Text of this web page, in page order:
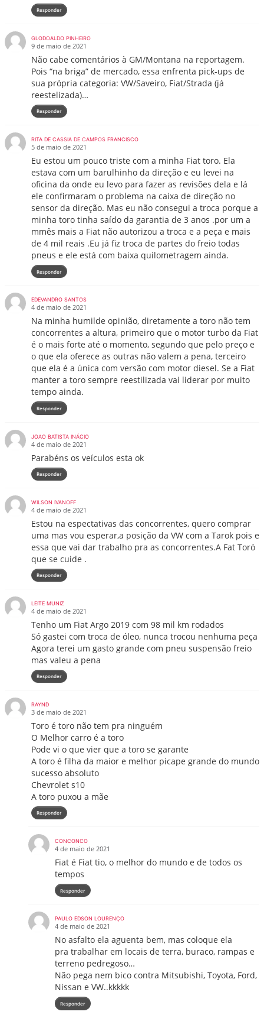
Responder
GLODOALDO PINHEIRO
9 de maio de 2021
Não cabe comentários à GM/Montana na reportagem.
Pois “na briga” de mercado, essa enfrenta pick-ups de
sua própria categoria: VW/Saveiro, Fiat/Strada (já
reestelizada)…
Responder
RITA DE CASSIA DE CAMPOS FRANCISCO
5 de maio de 2021
Eu estou um pouco triste com a minha Fiat toro. Ela
estava com um barulhinho da direção e eu levei na
oficina da onde eu levo para fazer as revisões dela e lá
ele confirmaram o problema na caixa de direção no
sensor da direção. Mas eu não consegui a troca porque a
minha toro tinha saído da garantia de 3 anos .por um a
mmês mais a Fiat não autorizou a troca e a peça e mais
de 4 mil reais .Eu já fiz troca de partes do freio todas
pneus e ele está com baixa quilometragem ainda.
Responder
EDEVANDRO SANTOS
4 de maio de 2021
Na minha humilde opinião, diretamente a toro não tem
concorrentes a altura, primeiro que o motor turbo da Fiat
é o mais forte até o momento, segundo que pelo preço e
o que ela oferece as outras não valem a pena, terceiro
que ela é a única com versão com motor diesel. Se a Fiat
manter a toro sempre reestilizada vai liderar por muito
tempo ainda.
Responder
JOAO BATISTA INÁCIO
4 de maio de 2021
Parabéns os veículos esta ok
Responder
WILSON IVANOFF
4 de maio de 2021
Estou na espectativas das concorrentes, quero comprar
uma mas vou esperar,a posição da VW com a Tarok pois e
essa que vai dar trabalho pra as concorrentes.A Fat Toró
que se cuide .
Responder
LEITE MUNIZ
4 de maio de 2021
Tenho um Fiat Argo 2019 com 98 mil km rodados
Só gastei com troca de óleo, nunca trocou nenhuma peça
Agora terei um gasto grande com pneu suspensão freio
mas valeu a pena
Responder
RAYND
3 de maio de 2021
Toro é toro não tem pra ninguém
O Melhor carro é a toro
Pode vi o que vier que a toro se garante
A toro é filha da maior e melhor picape grande do mundo
sucesso absoluto
Chevrolet s10
A toro puxou a mãe
Responder
CONCONCO
4 de maio de 2021
Fiat é Fiat tio, o melhor do mundo e de todos os
tempos
Responder
PAULO EDSON LOURENÇO
4 de maio de 2021
No asfalto ela aguenta bem, mas coloque ela
pra trabalhar em locais de terra, buraco, rampas e
terreno pedregoso…
Não pega nem bico contra Mitsubishi, Toyota, Ford,
Nissan e VW..kkkkk
Responder